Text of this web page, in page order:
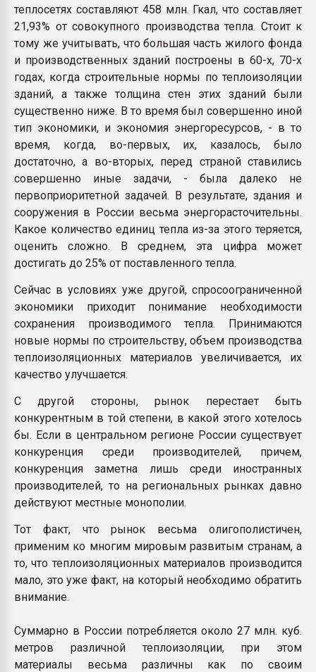
теплосетях составляют 458 млн. Гкал, что составляет
21,93% от совокупного производства тепла. Стоит к
тому же учитывать, что большая часть жилого фонда
и производственных зданий построены в 60-х, 70-х
годах, когда строительные нормы по теплоизоляции
зданий, а также толщина стен этих зданий были
существенно ниже. В то время был совершенно иной
тип экономики, и экономия энергоресурсов, - в то
время, когда, во-первых, их, казалось, было
достаточно, а во-вторых, перед страной ставились
совершенно иные задачи, - была далеко не
первоприоритетной задачей. В результате, здания и
сооружения в России весьма энергорасточительны.
Какое количество единиц тепла из-за этого теряется,
оценить сложно. В среднем, эта цифра может
достигать до 25% от поставленного тепла.
Сейчас в условиях уже другой, спросоограниченной
экономики приходит понимание необходимости
сохранения производимого тепла. Принимаются
новые нормы по строительству, объем производства
теплоизоляционных материалов увеличивается, их
качество улучшается.
С другой стороны, рынок перестает быть
конкурентным в той степени, в какой этого хотелось
бы. Если в центральном регионе России существует
конкуренция среди производителей, причем,
конкуренция заметна лишь среди иностранных
производителей, то на региональных рынках давно
действуют местные монополии.
Тот факт, что рынок весьма олигополистичен,
применим ко многим мировым развитым странам, а
то, что теплоизоляционных материалов производится
мало, это уже факт, на который необходимо обратить
внимание.
Суммарно в России потребляется около 27 млн. куб.
метров различной теплоизоляции, при этом
материалы весьма различны как по своим